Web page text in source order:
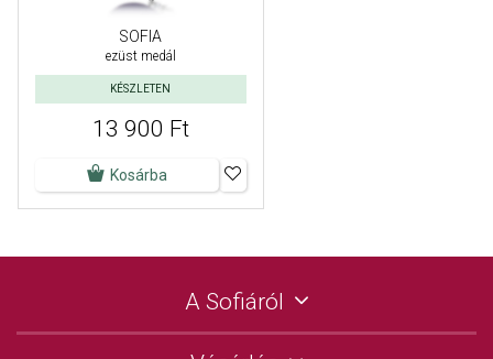
SOFIA
ezüst medál
KÉSZLETEN
13 900 Ft
Kosárba
A Sofiáról